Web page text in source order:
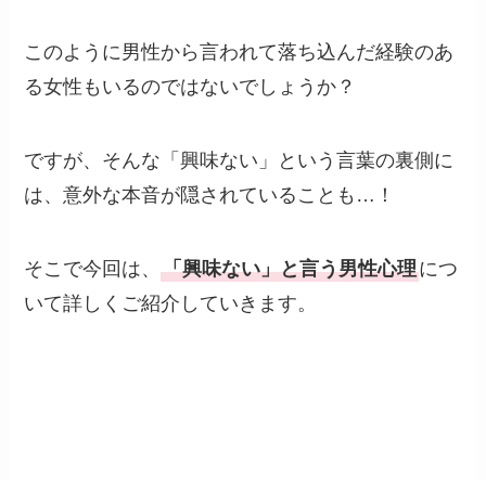
このように男性から言われて落ち込んだ経験のあ
る女性もいるのではないでしょうか？
ですが、そんな「興味ない」という言葉の裏側に
は、意外な本音が隠されていることも…！
そこで今回は、「興味ない」と言う男性心理につ
いて詳しくご紹介していきます。